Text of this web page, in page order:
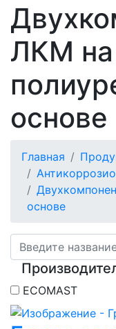
ЛКМ на
основе
Главная
основе
ECOMAST